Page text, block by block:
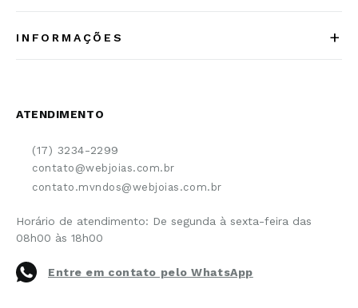
Conheça a linha MVNDOS
INFORMAÇÕES +
Cancelamento de Compra
Certificado de Garantia
Forma de Pagamento
Prazo de Entrega
ATENDIMENTO
(17) 3234-2299
contato@webjoias.com.br
contato.mvndos@webjoias.com.br
Horário de atendimento: De segunda à sexta-feira das
08h00 às 18h00
Entre em contato pelo WhatsApp